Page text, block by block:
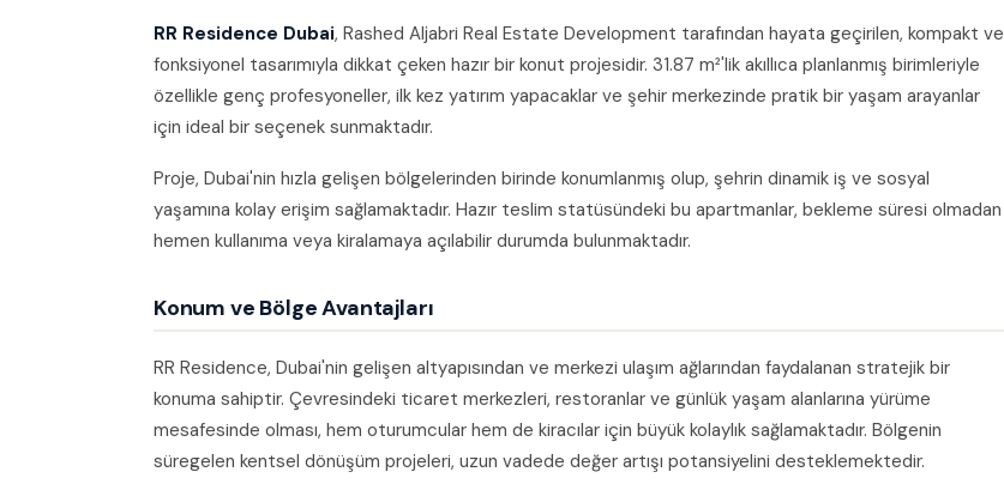
RR Residence Dubai, Rashed Aljabri Real Estate Development tarafından hayata geçirilen, kompakt ve
fonksiyonel tasarımıyla dikkat çeken hazır bir konut projesidir. 31.87 m²'lik akıllıca planlanmış birimleriyle
özellikle genç profesyoneller, ilk kez yatırım yapacaklar ve şehir merkezinde pratik bir yaşam arayanlar
için ideal bir seçenek sunmaktadır.
Proje, Dubai'nin hızla gelişen bölgelerinden birinde konumlanmış olup, şehrin dinamik iş ve sosyal
yaşamına kolay erişim sağlamaktadır. Hazır teslim statüsündeki bu apartmanlar, bekleme süresi olmadan
hemen kullanıma veya kiralamaya açılabilir durumda bulunmaktadır.
Konum ve Bölge Avantajları
RR Residence, Dubai'nin gelişen altyapısından ve merkezi ulaşım ağlarından faydalanan stratejik bir
konuma sahiptir. Çevresindeki ticaret merkezleri, restoranlar ve günlük yaşam alanlarına yürüme
mesafesinde olması, hem oturumcular hem de kiracılar için büyük kolaylık sağlamaktadır. Bölgenin
süregelen kentsel dönüşüm projeleri, uzun vadede değer artışı potansiyelini desteklemektedir.